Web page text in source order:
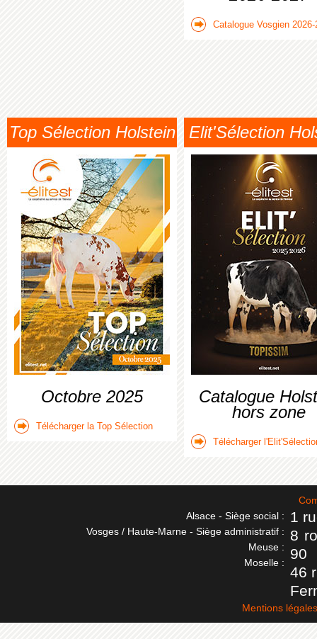
Catalogue Vosgien 2026-
Top Sélection Holstein
Octobre 2025
Télécharger la Top Sélection
Elit'Sélection
Catalogue
hors zone
Télécharger
Alsace - Siège social :
Vosges / Haute-Marne - Siège administratif :
Meuse :
Moselle :
1
8
90
46
Mentions légales